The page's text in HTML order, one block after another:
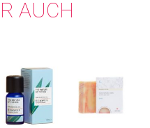
AUCH